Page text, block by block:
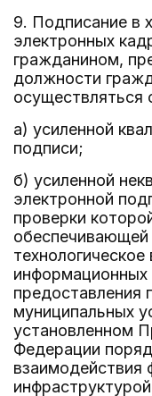
9. Подписание в
электронных
гражданином,
должности
осуществляться
а) усиленной
подписи;
б) усиленной
электронной
проверки
информационных
предоставления
муниципальных
установленном
Федерации
взаимодействия